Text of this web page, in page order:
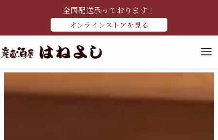
全国配送承っております！
オンラインストアを見る